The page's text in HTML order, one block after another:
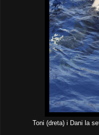
Toni (dreta) i Dani la